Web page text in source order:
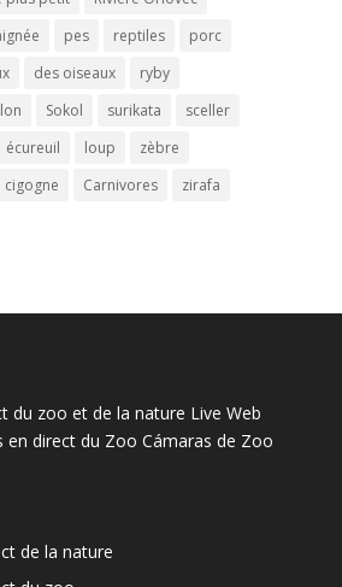
pes reptiles
porc
des oiseaux
ryby
Sokol surikata
sceller
écureuil loup
zèbre
cigogne Carnivores
zirafa
du zoo et de la nature Live Web
en direct du Zoo Cámaras de Zoo
de la nature